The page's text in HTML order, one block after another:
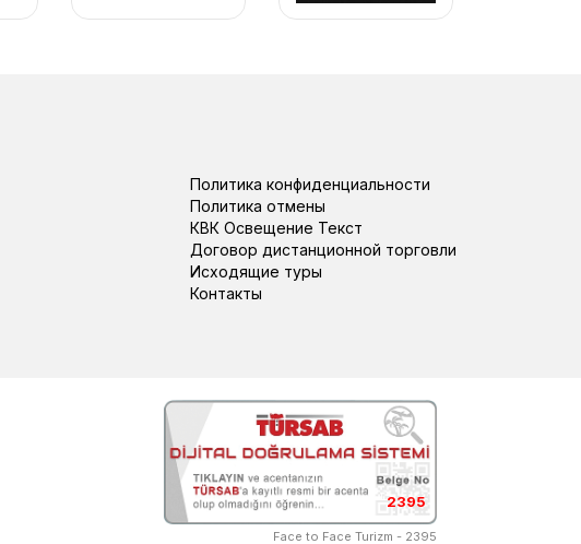
Политика конфиденциальности
Политика отмены
КВК Освещение Текст
Договор дистанционной торговли
Исходящие туры
Контакты
2395
Face to Face Turizm - 2395